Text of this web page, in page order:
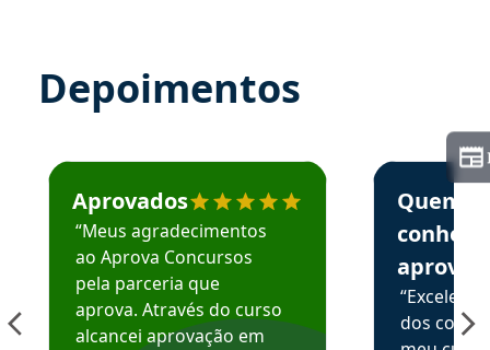
Depoimentos
Estudante José recomenda o Aprova Concursos em
Aprovados
“Meus agradecimentos
ao Aprova Concursos
pela parceria que
aprova. Através do curso
alcancei aprovação em
Estudante
Quem
aprova
dos